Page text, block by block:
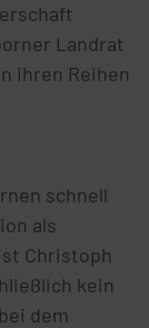
Landrat
ihren Reihen
schnell
als
Christoph
kein
dem